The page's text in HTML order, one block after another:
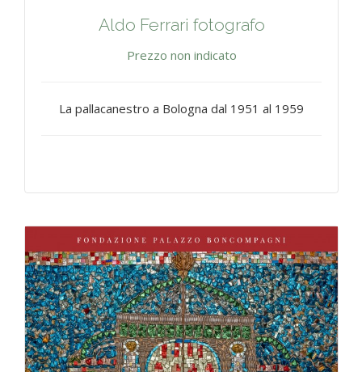
Aldo Ferrari fotografo
Prezzo non indicato
La pallacanestro a Bologna dal 1951 al 1959